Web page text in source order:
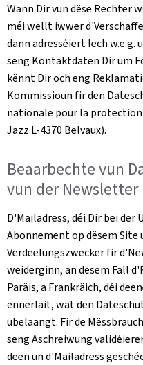
Wann Dir vun dëse Rechter
méi wëllt iwwer
dann adresséiert Iech w.e.g.
seng Kontaktdaten Dir um
kënnt Dir och eng
Kommissioun fir den
nationale pour la protection
Jazz L-4370 Belvaux).
Beaarbechte vun
vun derNewsletter
D'Mailadress, déi Dir bei der
Abonnement op dësem
Verdeelungszwecker fir d'
weiderginn, an dësem Fall
Paräis, a Frankräich, déi
ënnerläit, wat den
ubelaangt. Fir de
seng Aschreiwung
deen un d'Mailadress